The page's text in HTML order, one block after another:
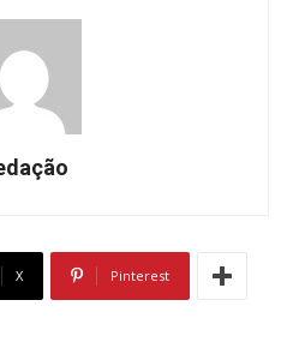
X Pinterest